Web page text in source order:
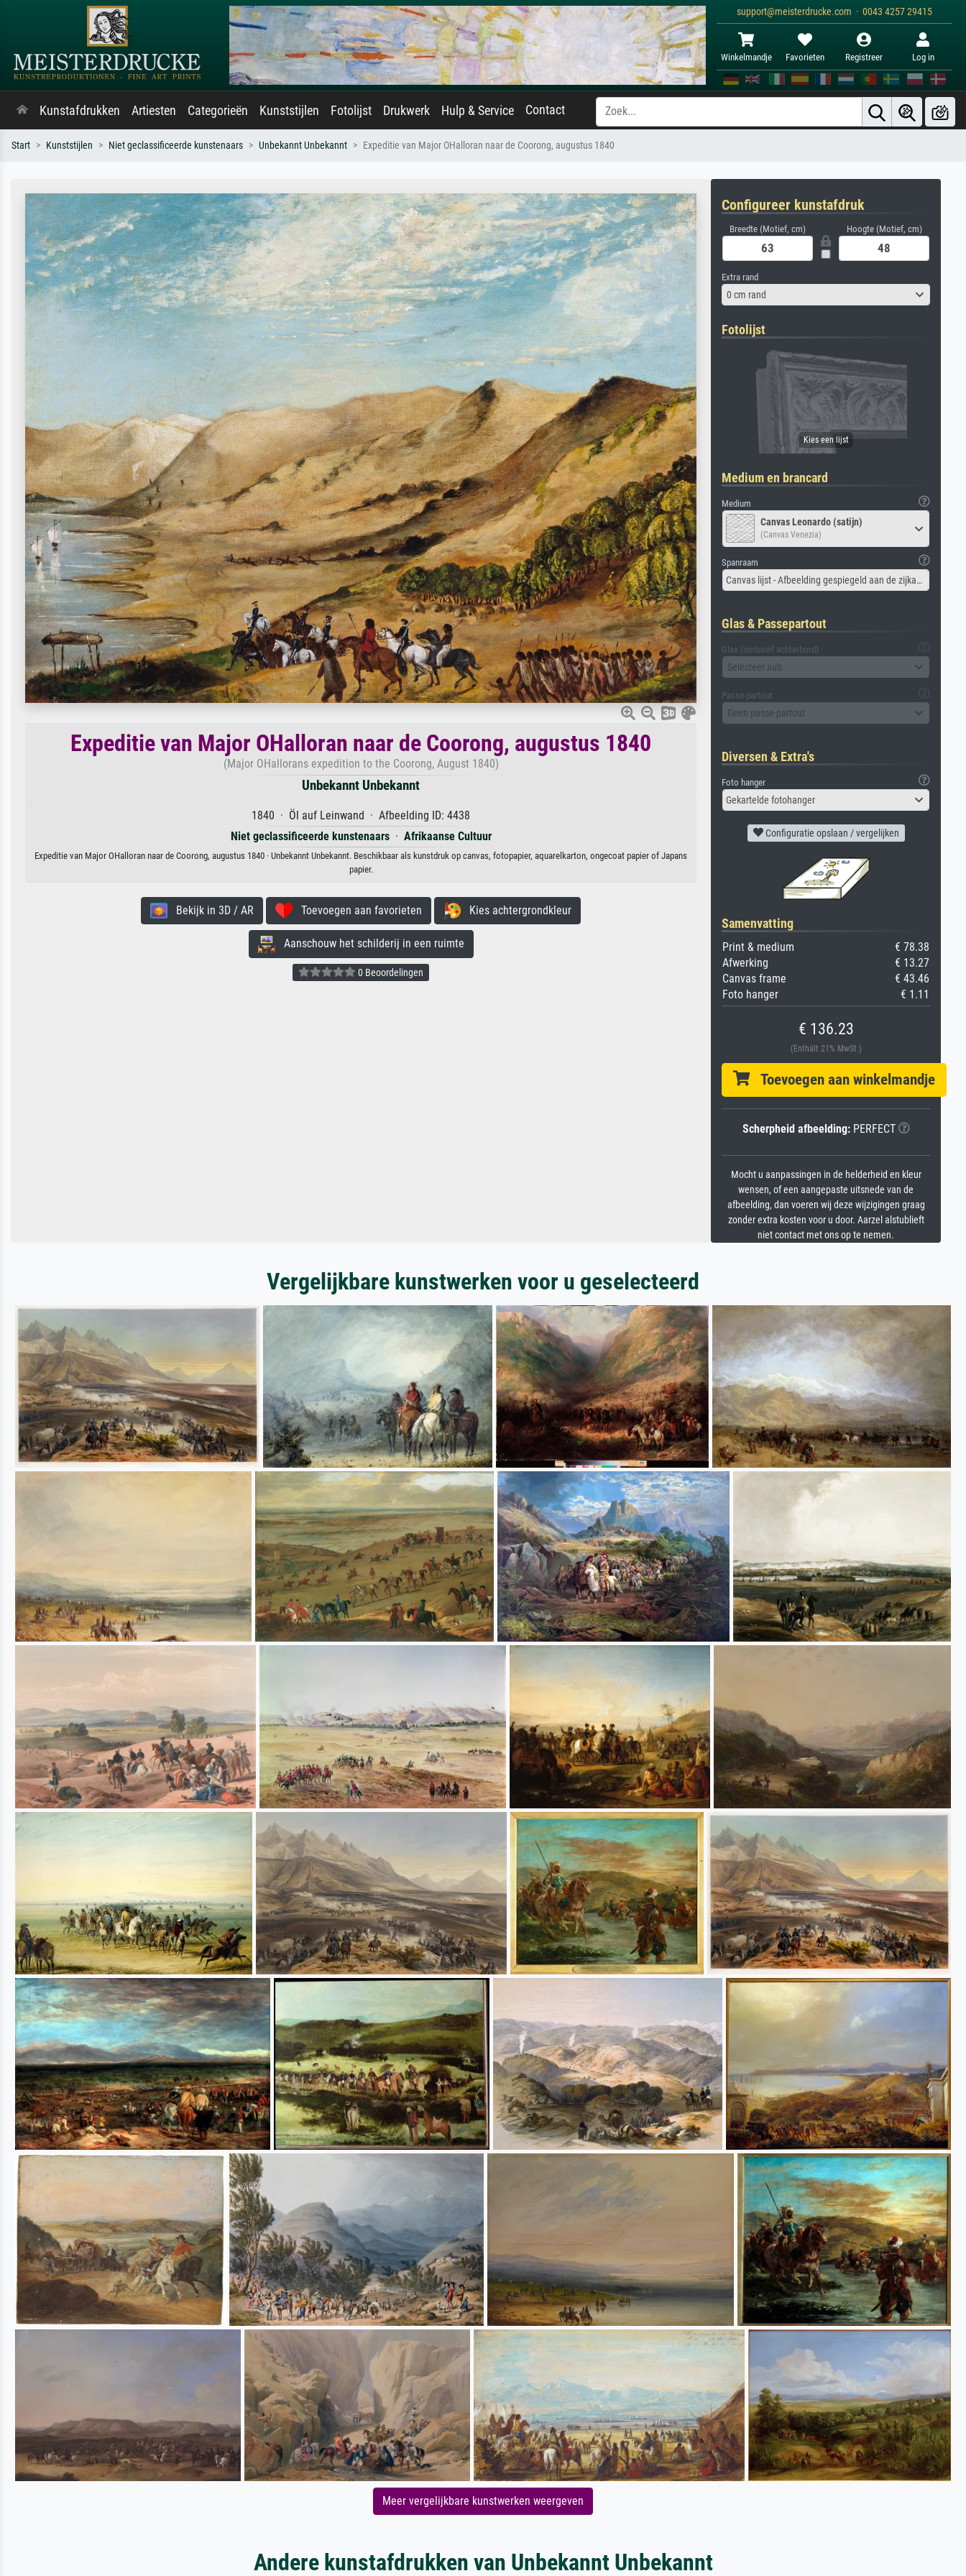
support@meisterdrucke.com · 0043 4257 29415
Winkelmandje Favorieten Registreer Log in
Kunstafdrukken Artiesten Categorieën Kunststijlen Fotolijst Drukwerk Hulp & Service Contact
Start Kunststijlen Niet geclassificeerde kunstenaars Unbekannt Unbekannt Expeditie van Major OHalloran naar de Coorong, augustus 1840
Expeditie van Major OHalloran naar de Coorong, augustus 1840
(Major OHallorans expedition to the Coorong, August 1840)
Unbekannt Unbekannt
1840 · Öl auf Leinwand · Afbeelding ID: 4438
Niet geclassificeerde kunstenaars· Afrikaanse Cultuur
Expeditie van Major OHalloran naar de Coorong, augustus 1840 · Unbekannt Unbekannt. Beschikbaar als kunstdruk op canvas, fotopapier, aquarelkarton, ongecoat papier of Japans
papier.
Bekijk in 3D / AR Toevoegen aan favorieten Kies achtergrondkleur
Aanschouw het schilderij in een ruimte
0 Beoordelingen
Configureer kunstafdruk
Breedte (Motief, cm) Hoogte (Motief, cm)
Extra rand
0 cm rand
Fotolijst
Medium en brancard
Medium
Canvas Leonardo (satijn)
(Canvas Venezia)
Spanraam
Canvas lijst - Afbeelding gespiegeld aan de zijkant
Glas & Passepartout
Glas (inclusief achterbord)
Selecteer aub
Passe-partout
Geen passe-partout
Diversen & Extra's
Foto hanger
Gekartelde fotohanger
Configuratie opslaan / vergelijken
Samenvatting
Print & medium
€ 78.38
Afwerking
€ 13.27
Canvas frame
€ 43.46
Foto hanger
€ 1.11
€ 136.23
(Enthält 21% MwSt.)
Toevoegen aan winkelmandje
Scherpheid afbeelding:PERFECT
Mocht u aanpassingen in de helderheid en kleur
wensen, of een aangepaste uitsnede van de
afbeelding, dan voeren wij deze wijzigingen graag
zonder extra kosten voor u door. Aarzel alstublieft
niet contact met ons op te nemen.
Vergelijkbare kunstwerken voor u geselecteerd
Meer vergelijkbare kunstwerken weergeven
Andere kunstafdrukken van Unbekannt Unbekannt